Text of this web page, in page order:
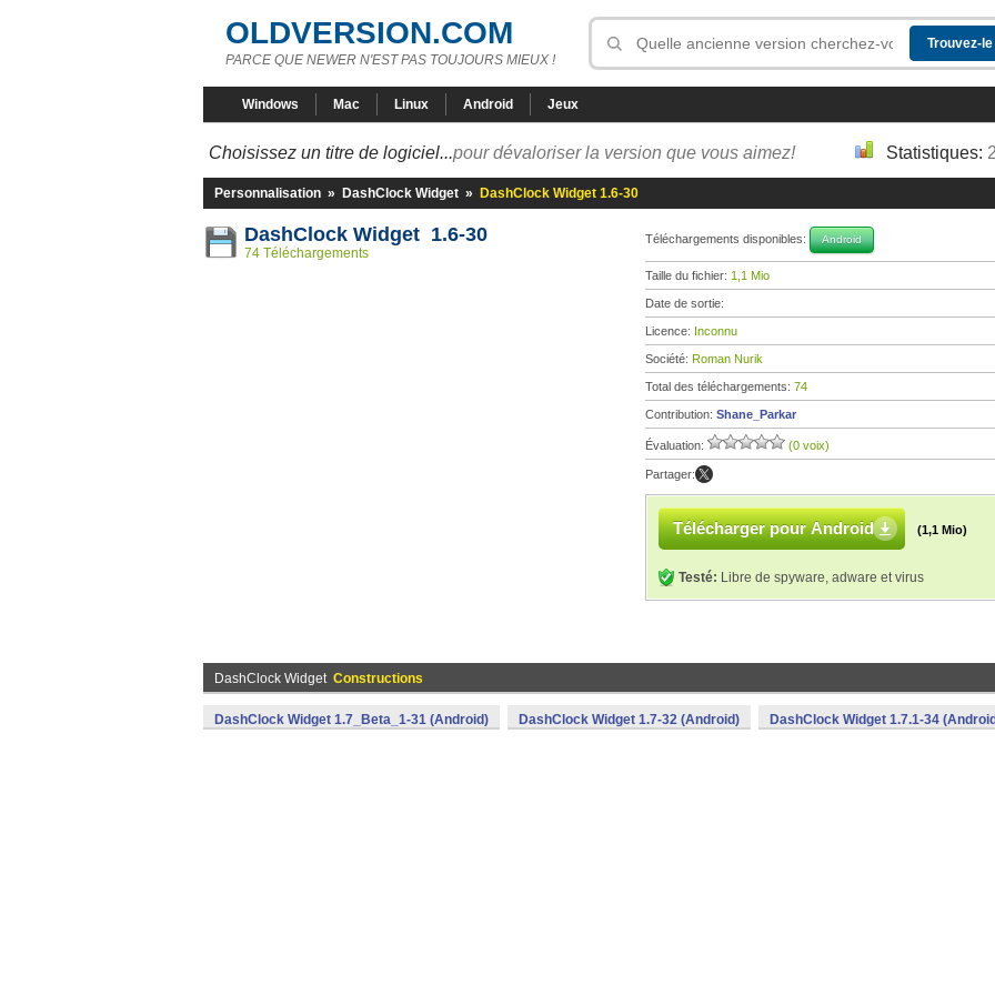
OLDVERSION.COM
PARCE QUE NEWER N'EST PAS TOUJOURS MIEUX !
Windows Mac Linux Android Jeux
Choisissez un titre de logiciel...pour dévaloriser la version que vous aimez! Statistiques:
Personnalisation » DashClock Widget » DashClock Widget 1.6-30
DashClock Widget 1.6-30
74 Téléchargements
Téléchargements disponibles: Android
Taille du fichier: 1,1 Mio
Date de sortie:
Licence: Inconnu
Société: Roman Nurik
Total des téléchargements: 74
Contribution: Shane_Parkar
Évaluation: (0 voix)
Partager:
Télécharger pour Android (1,1 Mio)
Testé: Libre de spyware, adware et virus
DashClock Widget Constructions
DashClock Widget 1.7_Beta_1-31 (Android) DashClock Widget 1.7-32 (Android) DashClock Widget 1.7.1-34